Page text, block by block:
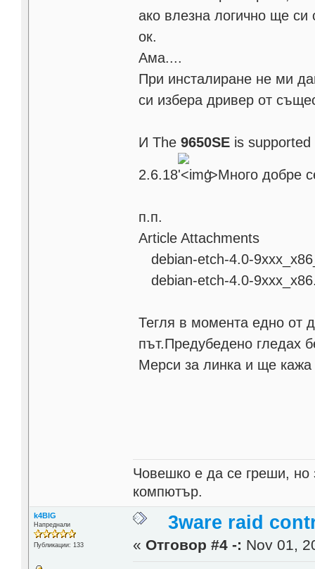
ако влезна логично ще
ок.
Ама....
При инсталиране не ми
си избера дривер от
И The9650SE is
2.6.18 '>Много добре
п.п.
Article Attachments
debian-etch-4.0-
debian-etch-4.0-
Тегля в момента едно от
път.Предубедено гледах
Мерси за линка и ще кажа
Човешко е да се греши, но
компютър.
k4BIG
Напреднали
Публикации: 133
3ware raid
« Отговор #4 -: Nov 01,